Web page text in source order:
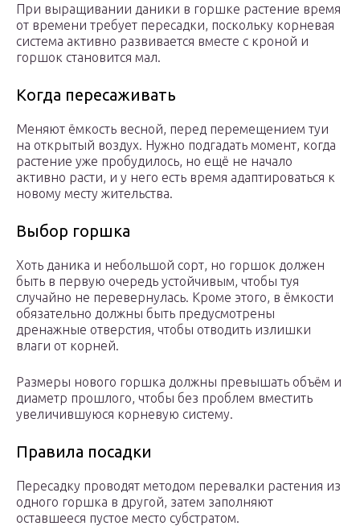
При выращивании даники в горшке растение время
от времени требует пересадки, поскольку корневая
система активно развивается вместе с кроной и
горшок становится мал.
Когда пересаживать
Меняют ёмкость весной, перед перемещением туи
на открытый воздух. Нужно подгадать момент, когда
растение уже пробудилось, но ещё не начало
активно расти, и у него есть время адаптироваться к
новому месту жительства.
Выбор горшка
Хоть даника и небольшой сорт, но горшок должен
быть в первую очередь устойчивым, чтобы туя
случайно не перевернулась. Кроме этого, в ёмкости
обязательно должны быть предусмотрены
дренажные отверстия, чтобы отводить излишки
влаги от корней.
Размеры нового горшка должны превышать объём и
диаметр прошлого, чтобы без проблем вместить
увеличившуюся корневую систему.
Правила посадки
Пересадку проводят методом перевалки растения из
одного горшка в другой, затем заполняют
оставшееся пустое место субстратом.